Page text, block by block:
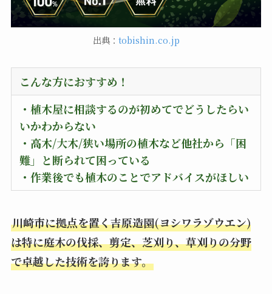
出典： tobishin.co.jp
こんな方におすすめ！
・植木屋に相談するのが初めてでどうしたらい
いかわからない
・高木/大木/狭い場所の植木など他社から「困
難」と断られて困っている
・作業後でも植木のことでアドバイスがほしい
川崎市に拠点を置く吉原造園(ヨシワラゾウエン)
は特に庭木の伐採、剪定、芝刈り、草刈りの分野
で卓越した技術を誇ります。